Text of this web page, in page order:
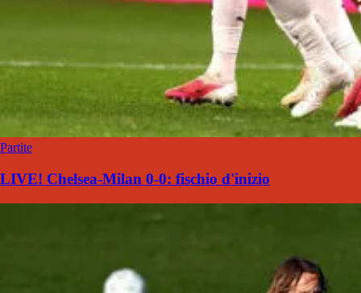
Partite
LIVE! Chelsea-Milan 0-0: fischio d'inizio